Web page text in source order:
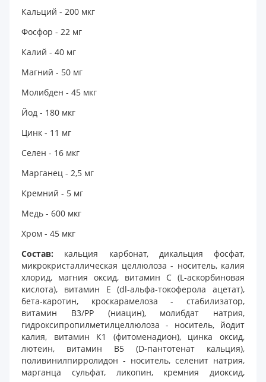
Кальций - 200 мкг
Фосфор - 22 мг
Калий - 40 мг
Магний - 50 мг
Молибден - 45 мкг
Йод - 180 мкг
Цинк - 11 мг
Селен - 16 мкг
Марганец - 2,5 мг
Кремний - 5 мг
Медь - 600 мкг
Хром - 45 мкг
Состав: кальция карбонат, дикальция фосфат,
микрокристаллическая целлюлоза - носитель, калия
хлорид, магния оксид, витамин С (L-аскорбиновая
кислота), витамин Е (dl-альфа-токоферола ацетат),
бета-каротин, кроскарамелоза - стабилизатор,
витамин В3/РР (ниацин), молибдат натрия,
гидроксипропилметилцеллюлоза - носитель, йодит
калия, витамин К1 (фитоменадион), цинка оксид,
лютеин, витамин В5 (D-пантотенат кальция),
поливинилпирролидон - носитель, селенит натрия,
марганца сульфат, ликопин, кремния диоксид,